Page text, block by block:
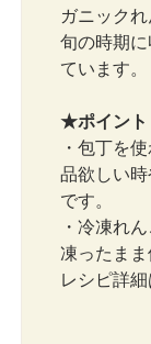
ガニック
旬の時期
ています。
★ポイント
・包丁を
品欲しい
です。
・冷凍れ
凍ったまま
レシピ詳細